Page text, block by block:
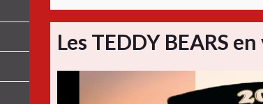
Les TEDDY BEARS